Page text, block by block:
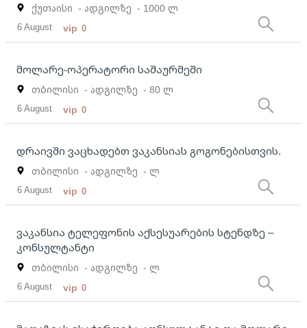
ქუთაისი - ადგილზე - 1000 ლ
6 August vip 0
მოლარე-ოპერატორი საშაურმეში
თბილისი - ადგილზე - 80 ლ
6 August vip 0
დრაივში ვაცხადებთ ვაკანსიას გოგონებისთვის.
თბილისი - ადგილზე - ლ
6 August vip 0
ვაკანსია ტელეფონის აქსესუარების სტენდზე –
კონსულტანტი
თბილისი - ადგილზე - ლ
6 August vip 0